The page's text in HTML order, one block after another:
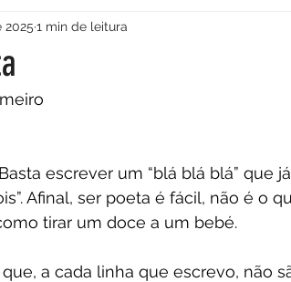
2025 1 min de leitura
escrever um “blá blá blá” que
Afinal, ser poeta é fácil, não é o
tirar um doce a um bebé.
a cada linha que escrevo, não